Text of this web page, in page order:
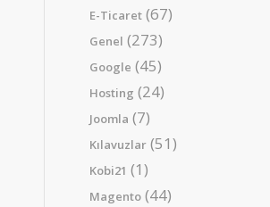
E-Ticaret(67)
Genel (273)
Google (45)
Hosting (24)
Joomla (7)
Kılavuzlar(51)
Kobi21 (1)
Magento(44)